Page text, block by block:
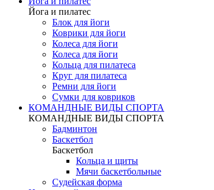
Йога и пилатес
Блок для йоги
Коврики для йоги
Колеса для йоги
Колеса для йоги
Кольца для пилатеса
Круг для пилатеса
Ремни для йоги
Сумки для ковриков
КОМАНДНЫЕ ВИДЫ СПОРТА
КОМАНДНЫЕ ВИДЫ СПОРТА
Бадминтон
Баскетбол
Баскетбол
Кольца и щиты
Мячи баскетбольные
Судейская форма